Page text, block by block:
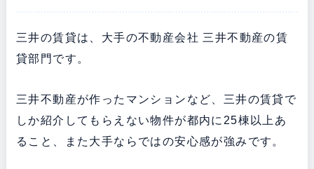
三井の賃貸は、大手の不動産会社 三井不動産の賃
貸部門です。
三井不動産が作ったマンションなど、三井の賃貸で
しか紹介してもらえない物件が都内に25棟以上あ
ること、また大手ならではの安心感が強みです。